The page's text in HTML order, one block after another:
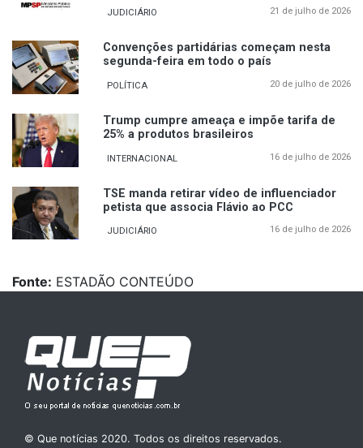
JUDICIÁRIO 21 de julho de 2026
Convenções partidárias começam nesta
segunda-feira em todo o país
POLÍTICA 20 de julho de 2026
Trump cumpre ameaça e impõe tarifa de
25% a produtos brasileiros
INTERNACIONAL 16 de julho de 2026
TSE manda retirar vídeo de influenciador
petista que associa Flávio ao PCC
JUDICIÁRIO 16 de julho de 2026
Fonte: ESTADÃO CONTEÚDO
© Que notícias 2020. Todos os direitos reservados.